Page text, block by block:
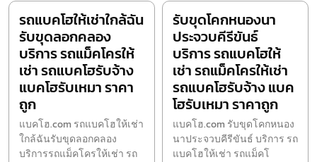
รถแบคโฮให้เช่าใกล้ฉัน
รับขุดลอกคลอง
บริการ รถแม็คโครให้
เช่า รถแบคโฮรับจ้าง
แบคโฮรับเหมา ราคา
ถูก
แบคโฮ.com รถแบคโฮให้เช่า
ใกล้ฉันรับขุดลอกคลอง
บริการรถแม็คโครให้เช่า รถ
รับขุดโคกหนองนา
ประจวบคีรีขันธ์
บริการ รถแบคโฮให้
เช่า รถแม็คโครให้เช่า
รถแบคโฮรับจ้าง แบค
โฮรับเหมา ราคาถูก
แบคโฮ.com รับขุดโคกหนอง
นาประจวบคีรีขันธ์ บริการ รถ
แบคโฮให้เช่า รถแม็คโ